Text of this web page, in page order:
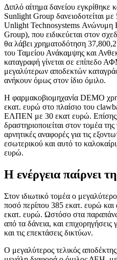
Διπλό αίτημα δανείου
Sunlight Group δανειοδοτείται
Unlight Technosystems Ανώνυμη
Group), που ειδικεύεται στον
θα λάβει χρηματοδότηση
του Ταμείου Ανάκαμψης και
καταγραφή γίνεται σε επίπεδο
μεγαλύτερων αποδεκτών
ανήκουν όμως στον ίδιο όμιλο.
Η φαρμακοβιομηχανία DEMO
εκατ. ευρώ στο πλαίσιο του
ΕΛΠΕΝ με 30 εκατ ευρώ.
δραστηριοποιείται στον τομέα
αρνητικές αναφορές για τις
εσωτερικού και αυτό το
ευρώ.
Η ενέργεια παίρνει
Στον ιδιωτικό τομέα ο
ποσό περίπου 385 εκατ. ευρώ
εκατ. ευρώ. Ωστόσο στα
από τα δάνεια, και επιχορηγήσεις
και τις επεκτάσεις δικτύων.
Ο μεγαλύτερος τελικός